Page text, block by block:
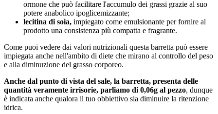
ormone che può facilitare l'accumulo dei grassi grazie al suo
potere anabolico ipoglicemizzante;
lecitina di soia, impiegato come emulsionante per fornire al
prodotto una consistenza più compatta e fragrante.
Come puoi vedere dai valori nutrizionali questa barretta può essere
impiegata anche nell'ambito di diete che mirano al controllo del peso
e alla diminuzione del grasso corporeo.
Anche dal punto di vista del sale, la barretta, presenta delle
quantità veramente irrisorie, parliamo di 0,06g al pezzo, dunque
è indicata anche qualora il tuo obbiettivo sia diminuire la ritenzione
idrica.